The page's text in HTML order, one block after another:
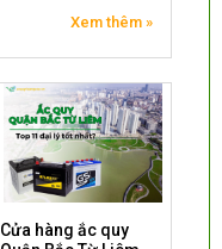
hãy cùng xem qua bài
Ắc Quy Toàn Quốc.
Xem thêm »
Cửa hàng ắc quy